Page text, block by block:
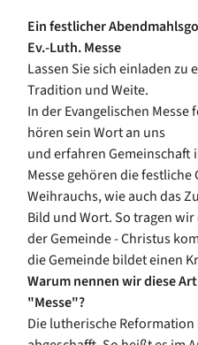
Ein festlicher
Ev.-Luth. Messe
Lassen Sie sich einladen zu
Tradition und Weite.
In der Evangelischen
hören sein Wort an uns
und erfahren Gemeinschaft
Messe gehören die festliche
Weihrauchs, wie auch das
Bild und Wort. So tragen
der Gemeinde - Christus
die Gemeinde bildet einen
Warum nennen wir diese
"Messe"?
Die lutherische Reformation